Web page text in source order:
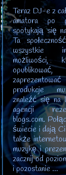
Teraz DJ-e z
amatora po
spotykają się
Ta
wszystkie
możliwości,
produkcje
znaleźć się na
agencji
blogs.com.
świecie i dają
także
muzykę i
zacznij od
i pozostanie ...